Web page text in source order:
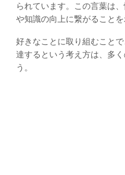
られています。この言葉は
や知識の向上に繋がることを
好きなことに取り組むこと
達するという考え方は、多
う。